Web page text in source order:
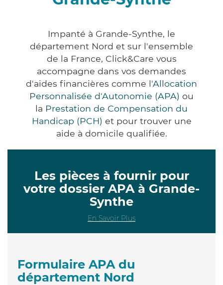
Impanté à Grande-Synthe, le
département Nord et sur l'ensemble
de la France, Click&Care vous
accompagne dans vos demandes
d'aides financières comme l'Allocation
Personnalisée d'Autonomie (APA) ou
la Prestation de Compensation du
Handicap (PCH) et pour trouver une
aide à domicile qualifiée.
Les pièces à fournir pour
votre dossier APA à Grande-
Synthe
En Savoir Plus
Formulaire APA du
département Nord